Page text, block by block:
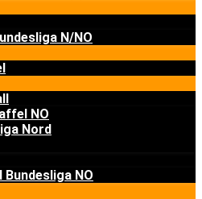
N/NO
NO
Nord
Bundesliga NO